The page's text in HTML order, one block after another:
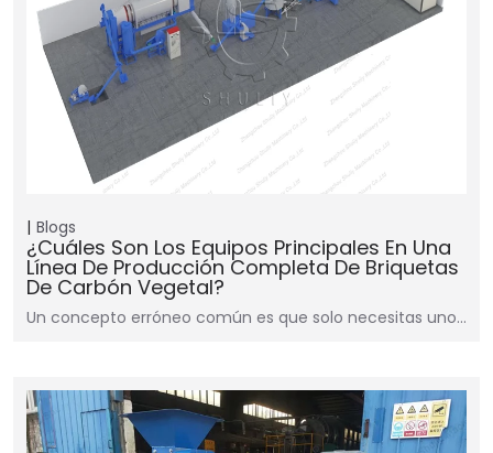
Blogs
¿Cuáles Son Los Equipos Principales En Una
Línea De Producción Completa De Briquetas
De Carbón Vegetal?
Un concepto erróneo común es que solo necesitas uno…